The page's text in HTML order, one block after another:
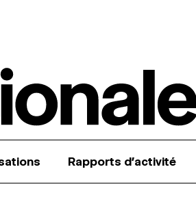
Rapports d’activité